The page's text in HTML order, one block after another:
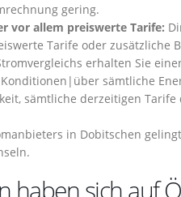
gering.
vor allem preiswerte Tarife:
Tarife oder zusätzliche
erhalten Sie
sämtliche
sämtliche derzeitigen Tarife
in Dobitschen
haben sich auf